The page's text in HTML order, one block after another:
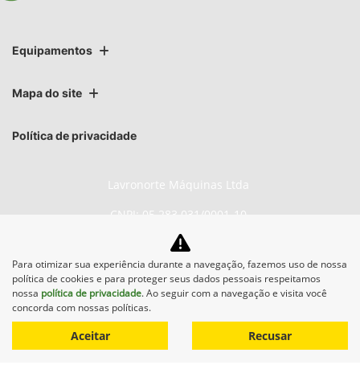
Equipamentos
Mapa do site
Política de privacidade
Lavronorte Máquinas Ltda
CNPJ: 05.283.031/0001-10
No trânsito, enxergar o outro
salva vidas.
Para otimizar sua experiência durante a navegação, fazemos uso de nossa
política de cookies e para proteger seus dados pessoais respeitamos
nossa política de privacidade. Ao seguir com a navegação e visita você
concorda com nossas políticas.
Aceitar Recusar